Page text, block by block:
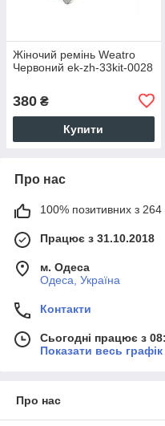
Жіночий ремінь Weatro
Червоний ek-zh-33kit-0028
380 ₴
Купити
Про нас
100% позитивних з 264
Працює з 31.10.2018
м. Одеса
Одеса, Україна
Контакти
Сьогодні працює з
Показати весь
Про нас